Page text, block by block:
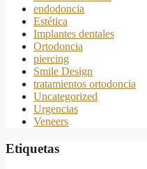
endodoncia
Estética
Implantes dentales
Ortodoncia
piercing
Smile Design
tratamientos ortodoncia
Uncategorized
Urgencias
Veneers
Etiquetas